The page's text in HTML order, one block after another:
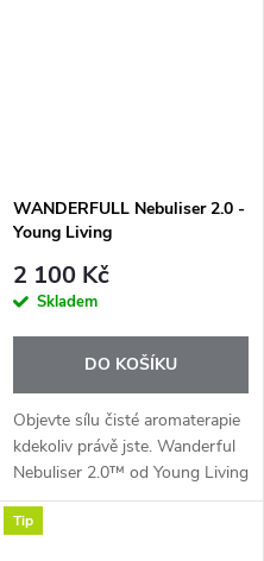
WANDERFULL Nebuliser 2.0 -
Young Living
2 100 Kč
Skladem
DO KOŠÍKU
Objevte sílu čisté aromaterapie
kdekoliv právě jste. Wanderful
Nebuliser 2.0™ od Young Living
je elegantní přenosný
nebulizační difuzér, který
Tip